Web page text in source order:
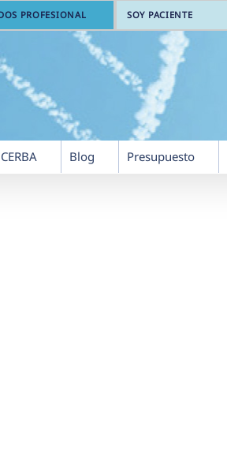
PROFESIONAL SOY PACIENTE
Blog Presupuesto